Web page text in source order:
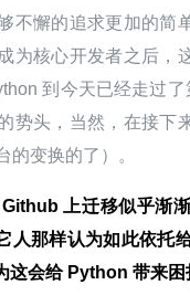
不懈的追求更加的简
为核心开发者之后，
到今天已经走过了
势头，当然，在接下
的变换的了）。
上迁移似乎渐
人那样认为如此依托
这会给 Python 带来困